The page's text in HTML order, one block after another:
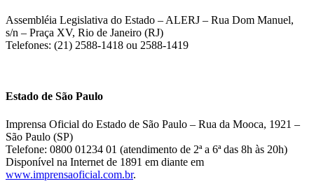
Assembléia Legislativa do Estado – ALERJ – Rua Dom Manuel,
s/n – Praça XV, Rio de Janeiro (RJ)
Telefones: (21) 2588-1418 ou 2588-1419
Estado de São Paulo
Imprensa Oficial do Estado de São Paulo – Rua da Mooca, 1921 –
São Paulo (SP)
Telefone: 0800 01234 01 (atendimento de 2ª a 6ª das 8h às 20h)
Disponível na Internet de 1891 em diante em
www.imprensaoficial.com.br.